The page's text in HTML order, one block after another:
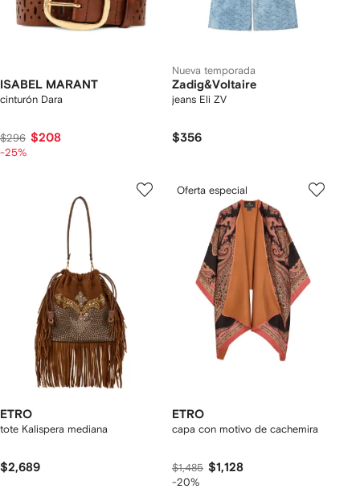
ISABEL MARANT
cinturón Dara
$296 $208
-25%
Nueva temporada
Zadig&Voltaire
jeans Eli ZV
$356
ETRO
tote Kalispera mediana
$2,689
Oferta especial
ETRO
capa con motivo de cachemira
$1,485 $1,128
-20%